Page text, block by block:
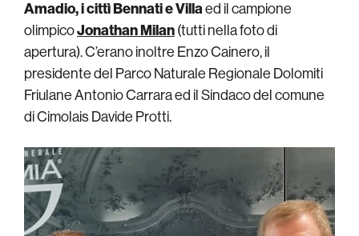
Amadio, i cittì Bennati e Villaed il campione
olimpicoJonathan Milan(tutti nella foto di
apertura). C’erano inoltre Enzo Cainero, il
presidente del Parco Naturale Regionale Dolomiti
Friulane Antonio Carrara ed il Sindaco del comune
di Cimolais Davide Protti.